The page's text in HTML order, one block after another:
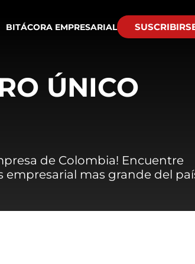
BITÁCORA EMPRESARIAL
ÚNICO
de Colombia! Encuentre
empresarial mas grande del